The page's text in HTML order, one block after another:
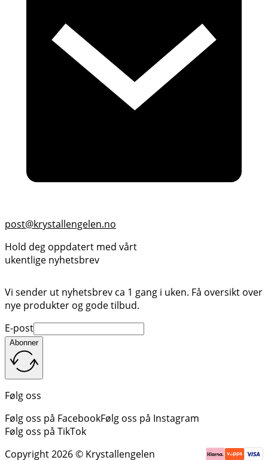
post@krystallengelen.no
Hold deg oppdatert med vårt
ukentlige nyhetsbrev
Vi sender ut nyhetsbrev ca 1 gang i uken. Få oversikt over
nye produkter og gode tilbud.
E-post
Abonner
Følg oss
Følg oss på FacebookFølg oss på Instagram
Følg oss på TikTok
Copyright 2026 © Krystallengelen